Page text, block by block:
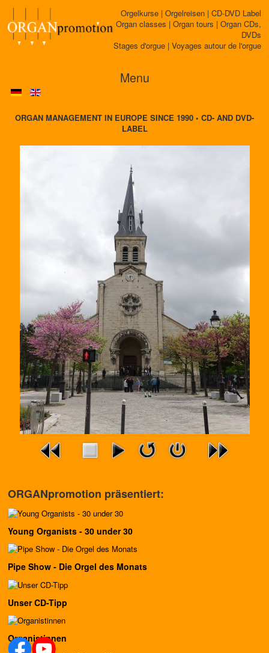
Orgelkurse | Orgelreisen | CD-DVD Label
Organ classes | Organ tours | Organ CDs,
DVDs
Stages d'orgue | Voyages autour de l'orgue
Menu
ORGAN MANAGEMENT IN EUROPE SINCE 1990 • CD- AND DVD-
LABEL
ORGANpromotion präsentiert:
Young Organists - 30 under 30
Pipe Show - Die Orgel des Monats
Unser CD-Tipp
Organistinnen